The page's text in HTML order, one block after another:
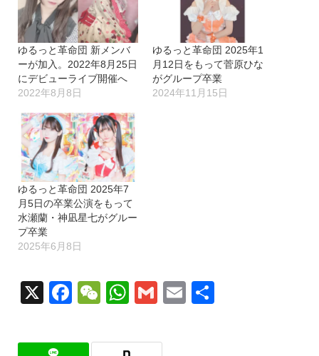
ゆるっと革命団 新メンバ
ーが加入。2022年8月25日
にデビューライブ開催へ
2022年8月8日
ゆるっと革命団 2025年1
月12日をもって菅原ひな
がグループ卒業
2024年11月15日
ゆるっと革命団 2025年7
月5日の卒業公演をもって
水瀬蘭・神凪星七がグルー
プ卒業
2025年6月8日
X Facebook
WeChat
WhatsApp
GmailEmail